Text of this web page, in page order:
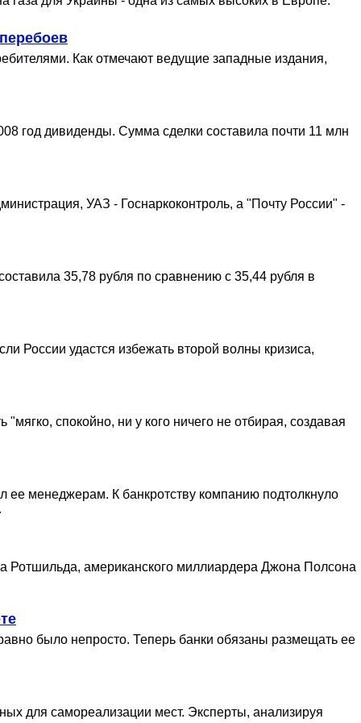
Как отмечают ведущие западные издания,
год дивиденды. Сумма сделки составила почти 11 млн
УАЗ - Госнаркоконтроль, а "Почту России" -
35,78 рубля по сравнению с 35,44 рубля в
России удастся избежать второй волны кризиса,
спокойно, ни у кого ничего не отбирая, создавая
ее менеджерам. К банкротству компанию подтолкнуло
Ротшильда, американского миллиардера Джона Полсона
было непросто. Теперь банки обязаны размещать ее
для самореализации мест. Эксперты, анализируя